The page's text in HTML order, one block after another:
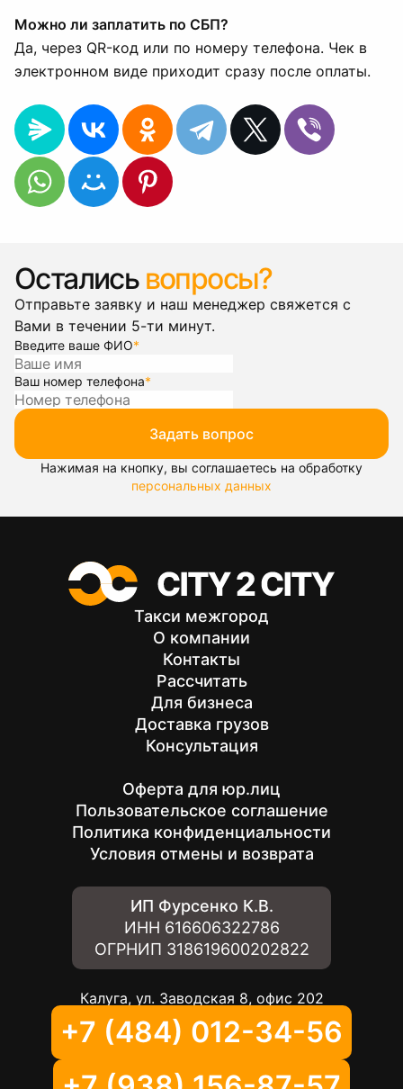
Можно ли заплатить по СБП?
Да, через QR-код или по номеру телефона. Чек в
электронном виде приходит сразу после оплаты.
Остались вопросы?
Отправьте заявку и наш менеджер свяжется с
Вами в течении 5-ти минут.
Введите ваше ФИО*
Ваш номер телефона*
Задать вопрос
Нажимая на кнопку, вы соглашаетесь на обработку
персональных данных
Такси межгород
О компании
Контакты
Рассчитать
Для бизнеса
Доставка грузов
Консультация
Оферта для юр.лиц
Пользовательское соглашение
Политика конфиденциальности
Условия отмены и возврата
ИП Фурсенко К.В.
ИНН 616606322786
ОГРНИП 318619600202822
Калуга, ул. Заводская 8, офис 202
+7 (484) 012-34-56